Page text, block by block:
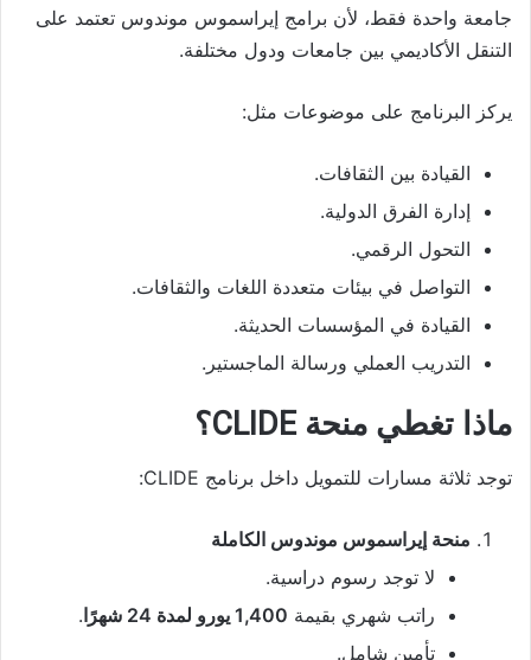
جامعة واحدة فقط، لأن برامج إيراسموس موندوس تعتمد على
التنقل الأكاديمي بين جامعات ودول مختلفة.
يركز البرنامج على موضوعات مثل:
القيادة بين الثقافات.
إدارة الفرق الدولية.
التحول الرقمي.
التواصل في بيئات متعددة اللغات والثقافات.
القيادة في المؤسسات الحديثة.
التدريب العملي ورسالة الماجستير.
ماذا تغطي منحة CLIDE؟
توجد ثلاثة مسارات للتمويل داخل برنامج CLIDE:
منحة إيراسموس موندوس الكاملة
لا توجد رسوم دراسية.
راتب شهري بقيمة 1,400 يورو لمدة 24 شهرًا
.
تأمين شامل.